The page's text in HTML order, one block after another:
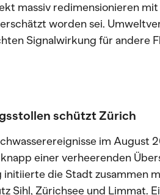
massiv redimensionieren
worden sei.
Signalwirkung für andere
schützt Zürich
im August
einer verheerenden
initiierte die Stadt zusammen
Sihl, Zürichsee und Limmat.